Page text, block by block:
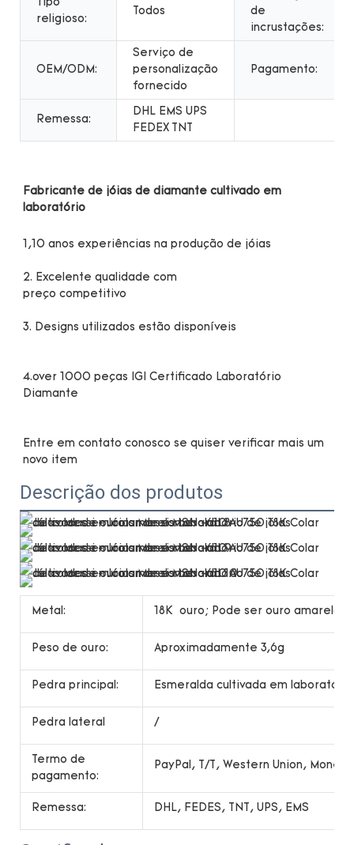
Tipo
religioso:
Todos
de
incrustações:
OEM/ODM:
Serviço de
personalização
fornecido
Pagamento:
Remessa:
DHL EMS UPS
FEDEX TNT
Fabricante de jóias de diamante cultivado em
4.over 1000 peças IGI Certificado Laboratório
Entre em contato conosco se quiser verificar mais um
Descrição dos produtos
Metal: 18K ouro; Pode ser ouro amarelo,
Peso de ouro: Aproximadamente 3,6g
Pedra principal: Esmeralda cultivada em
Pedra lateral /
Termo de
pagamento:
PayPal, T/T, Western Union,
Remessa: DHL, FEDES, TNT, UPS, EMS